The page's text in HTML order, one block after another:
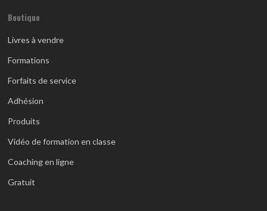
Boutique
Livres à vendre
Formations
Forfaits de service
Adhésion
Produits
Vidéo de formation en classe
Coaching en ligne
Gratuit